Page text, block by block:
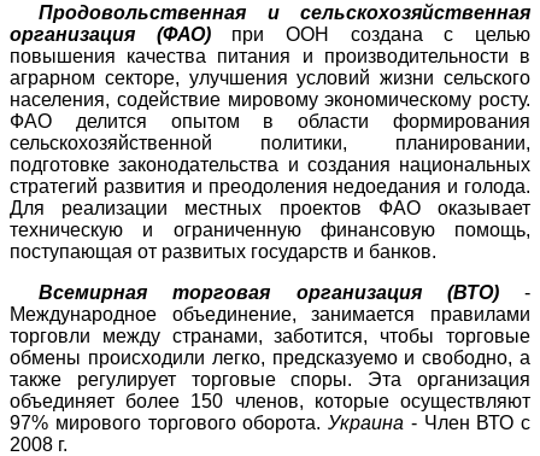
Продовольственная и сельскохозяйственная
организация (ФАО)при ООН создана с целью
повышения качества питания и производительности в
аграрном секторе, улучшения условий жизни сельского
населения, содействие мировому экономическому росту.
ФАО делится опытом в области формирования
сельскохозяйственной политики, планировании,
подготовке законодательства и создания национальных
стратегий развития и преодоления недоедания и голода.
Для реализации местных проектов ФАОоказывает
техническую и ограниченную финансовую помощь,
поступающая от развитых государств и банков.
Всемирная торговая организация (ВТО)-
Международное объединение, занимается правилами
торговли между странами, заботится, чтобы торговые
обмены происходили легко, предсказуемои свободно, а
также регулирует торговые споры. Эта организация
объединяет более 150 членов, которые осуществляют
97% мирового торгового оборота. Украина - Член ВТО с
2008 г.